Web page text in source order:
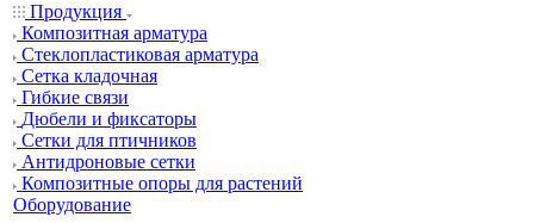
Продукция
Композитная арматура
Cтеклопластиковая арматура
Сетка кладочная
Гибкие связи
Дюбели и фиксаторы
Сетки для птичников
Антидроновые сетки
Композитные опоры для растений
Оборудование